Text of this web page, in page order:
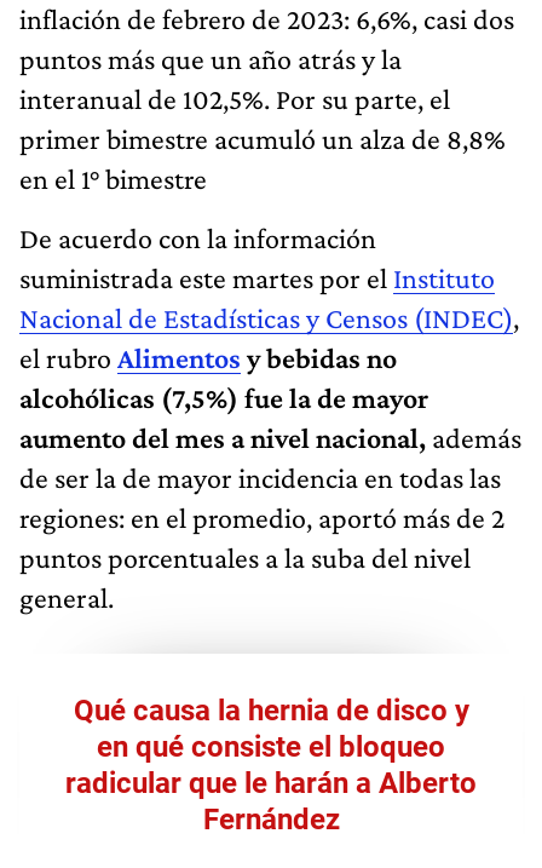
inflación de febrero de 2023: 6,6%, casi dos
puntos más que un año atrás y la
interanual de 102,5%. Por su parte, el
primer bimestre acumuló un alza de 8,8%
en el 1° bimestre
De acuerdo con la información
suministrada este martes por el Instituto
Nacional de Estadísticas y Censos (INDEC),
el rubro Alimentosy bebidas no
alcohólicas (7,5%) fue la de mayor
aumento del mes a nivel nacional, además
de ser la de mayor incidencia en todas las
regiones: en el promedio, aportó más de 2
puntos porcentuales a la suba del nivel
general.
Qué causa la hernia de disco y
en qué consiste el bloqueo
radicular que le harán a Alberto
Fernández